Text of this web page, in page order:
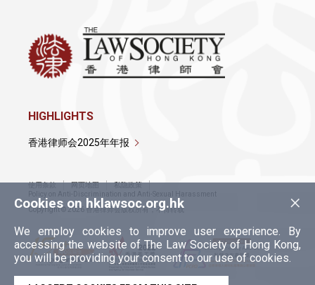
×
Cookies on hklawsoc.org.hk
We employ cookies to improve user experience. By
accessing the website of The Law Society of Hong Kong,
you will be providing your consent to our use of cookies.
HIGHLIGHTS
香港律师会2025年年报
使用条款 网页地图
私隐政策
Policy on Anti-Discrimination and Anti-Sexual Harassment
Copyright © 2026 香港律师会版权所有，不得转载